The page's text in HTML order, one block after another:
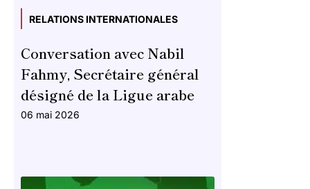
RELATIONS INTERNATIONALES
Conversation avec Nabil
Fahmy, Secrétaire général
désigné de la Ligue arabe
06 mai 2026